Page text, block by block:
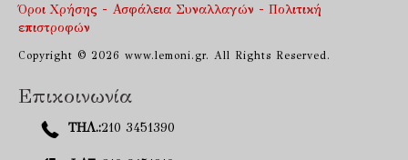
Όροι Χρήσης - Ασφάλεια Συναλλαγών - Πολιτική
επιστροφών
Copyright © 2026 www.lemoni.gr. All Rights Reserved.
Επικοινωνία
ΤΗΛ.:210 3451390